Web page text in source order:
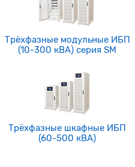
Трёхфазные модульные ИБП
(10-300 кВА) серия SM
Трёхфазные шкафные ИБП
(60-500 кВА)